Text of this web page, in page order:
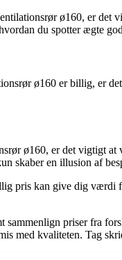
ø160, er
du spotter ægte
ø160 er billig, er
ø160, er det vigtigt
skaber en illusion af
pris kan give dig
priser fra
med kvaliteten. Tag